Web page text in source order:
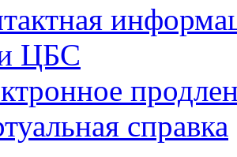
ЦБС
справка